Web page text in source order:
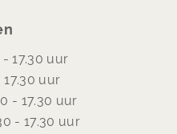
17.30 uur
17.30 uur
- 17.30 uur
- 17.30 uur